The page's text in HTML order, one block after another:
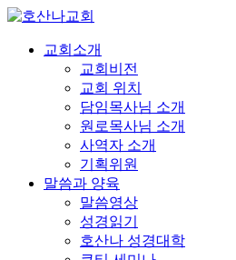
교회소개
교회비전
교회 위치
담임목사님 소개
원로목사님 소개
사역자 소개
기획위원
말씀과 양육
말씀영상
성경읽기
호산나 성경대학